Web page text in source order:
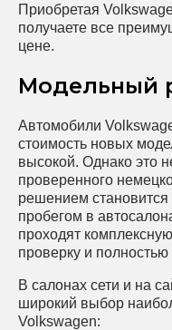
Приобретая
получаете все
цене.
Модельный
Автомобили
стоимость новых
высокой. Однако это
проверенного
решением становится
пробегом в
проходят
проверку и полностью
В салонах сети и на
широкий выбор
Volkswagen: